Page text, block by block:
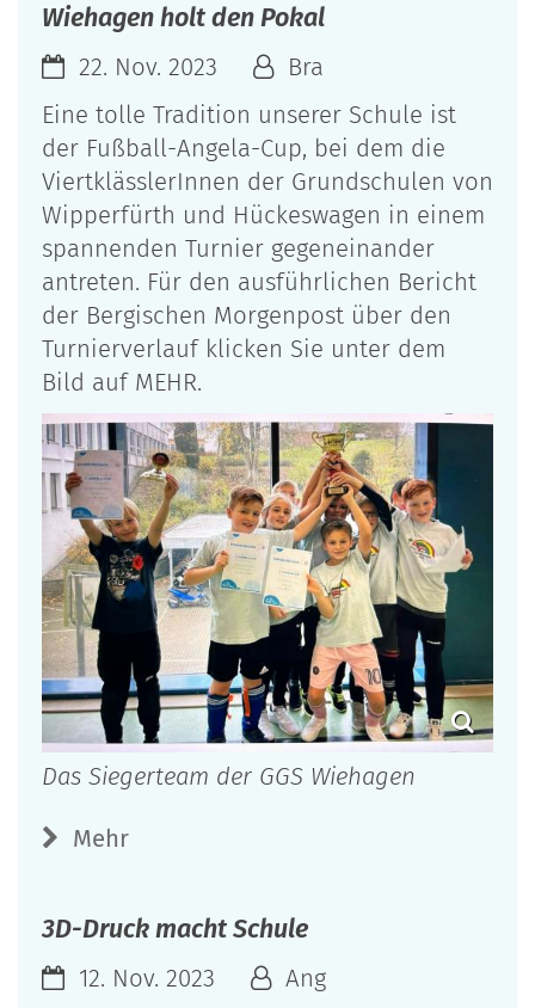
Wiehagen holt den Pokal
22. Nov. 2023
Bra
Eine tolle Tradition unserer Schule ist
der Fußball-Angela-Cup, bei dem die
ViertklässlerInnen der Grundschulen von
Wipperfürth und Hückeswagen in einem
spannenden Turnier gegeneinander
antreten. Für den ausführlichen Bericht
der Bergischen Morgenpost über den
Turnierverlauf klicken Sie unter dem
Bild auf MEHR.
Das Siegerteam der GGS Wiehagen
Mehr
3D-Druck macht Schule
12. Nov. 2023
Ang